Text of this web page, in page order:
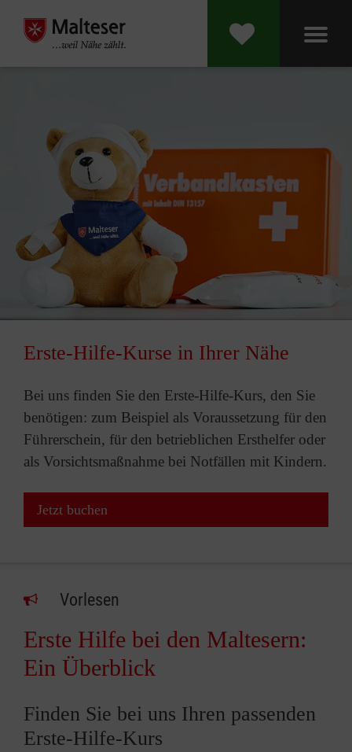
Erste-Hilfe-Kurse in Ihrer Nähe
Bei uns finden Sie den Erste-Hilfe-Kurs, den Sie
benötigen: zum Beispiel als Voraussetzung für den
Führerschein, für den betrieblichen Ersthelfer oder
als Vorsichtsmaßnahme bei Notfällen mit Kindern.
Jetzt buchen
Vorlesen
Erste Hilfe bei den Maltesern:
Ein Überblick
Finden Sie bei uns Ihren passenden
Erste-Hilfe-Kurs